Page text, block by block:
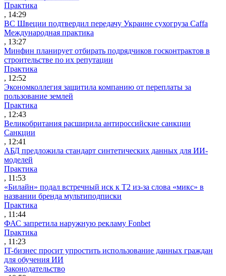
Практика
, 14:29
ВС Швеции подтвердил передачу Украине сухогруза Caffa
Международная практика
, 13:27
Минфин планирует отбирать подрядчиков госконтрактов в
строительстве по их репутации
Практика
, 12:52
Экономколлегия защитила компанию от переплаты за
пользование землей
Практика
, 12:43
Великобритания расширила антироссийские санкции
Санкции
, 12:41
АБД предложила стандарт синтетических данных для ИИ-
моделей
Практика
, 11:53
«Билайн» подал встречный иск к Т2 из-за слова «микс» в
названии бренда мультиподписки
Практика
, 11:44
ФАС запретила наружную рекламу Fonbet
Практика
, 11:23
IT-бизнес просит упростить использование данных граждан
для обучения ИИ
Законодательство